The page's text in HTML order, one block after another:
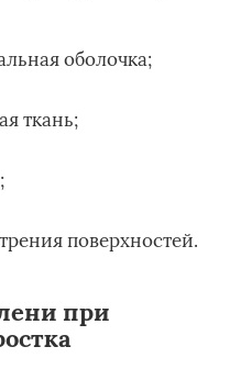
оболочка;
ткань;
поверхностей.
при